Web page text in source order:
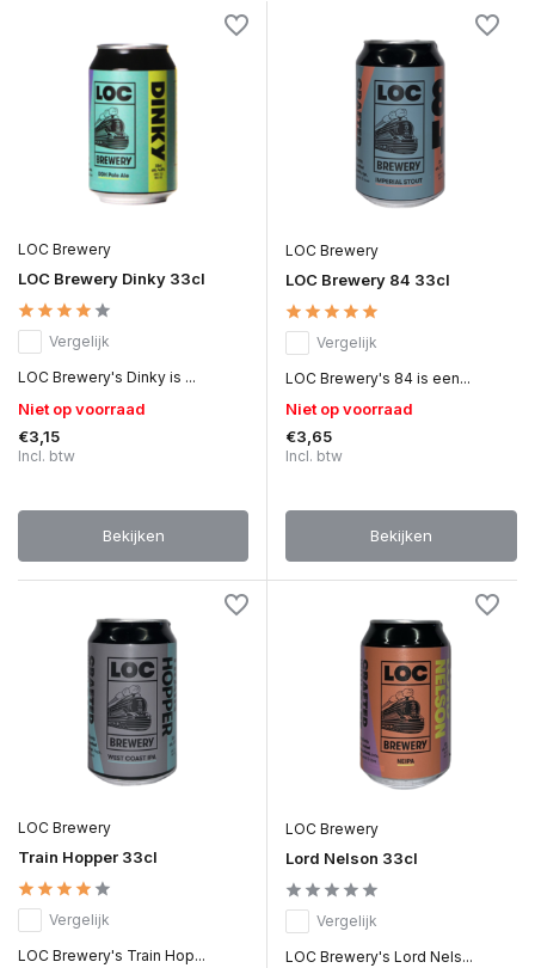
LOC Brewery
LOC Brewery Dinky 33cl
Vergelijk
LOC Brewery's Dinky is ...
Niet op voorraad
€3,15
Incl. btw
Bekijken
LOC Brewery
LOC Brewery 84 33cl
Vergelijk
LOC Brewery's 84 is een...
Niet op voorraad
€3,65
Incl. btw
Bekijken
LOC Brewery
Train Hopper 33cl
Vergelijk
LOC Brewery's Train Hop...
LOC Brewery
Lord Nelson 33cl
Vergelijk
LOC Brewery's Lord Nels...